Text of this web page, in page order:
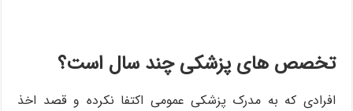
تخصص های پزشکی چند سال است؟
افرادی که به مدرک پزشکی عمومی اکتفا نکرده و قصد اخذ